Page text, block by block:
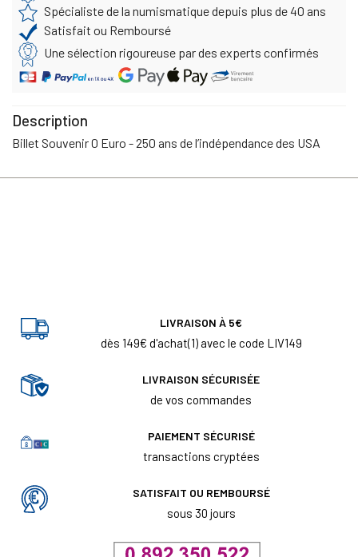
Spécialiste de la numismatique depuis plus de 40 ans
Satisfait ou Remboursé
Une sélection rigoureuse par des experts confirmés
Description
Billet Souvenir 0 Euro - 250 ans de l’indépendance des USA
LIVRAISON À 5€
dès 149€ d'achat(1) avec le code LIV149
LIVRAISON SÉCURISÉE
de vos commandes
PAIEMENT SÉCURISÉ
transactions cryptées
SATISFAIT OU REMBOURSÉ
sous 30 jours